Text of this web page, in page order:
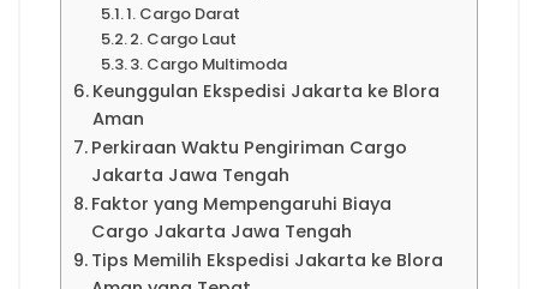
1. Cargo Darat
2. Cargo Laut
3. Cargo Multimoda
Keunggulan Ekspedisi Jakarta ke Blora
Aman
Perkiraan Waktu Pengiriman Cargo
Jakarta Jawa Tengah
Faktor yang Mempengaruhi Biaya
Cargo Jakarta Jawa Tengah
Tips Memilih Ekspedisi Jakarta ke Blora